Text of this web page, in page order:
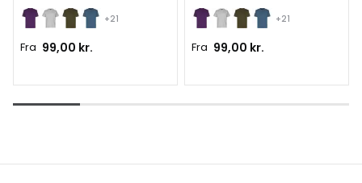
+21
Fra 99,00 kr.
+21
Fra 99,00 kr.